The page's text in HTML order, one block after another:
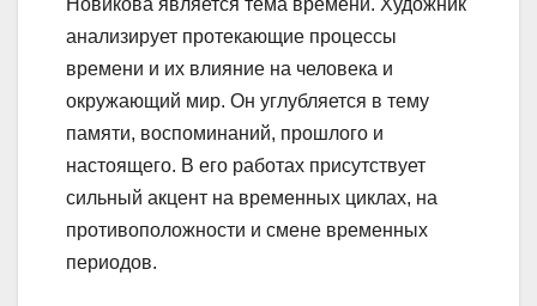
анализирует протекающие процессы
времени и их влияние на человека и
окружающий мир. Он углубляется в тему
памяти, воспоминаний, прошлого и
настоящего. В его работах присутствует
сильный акцент на временных циклах, на
противоположности и смене временных
периодов.